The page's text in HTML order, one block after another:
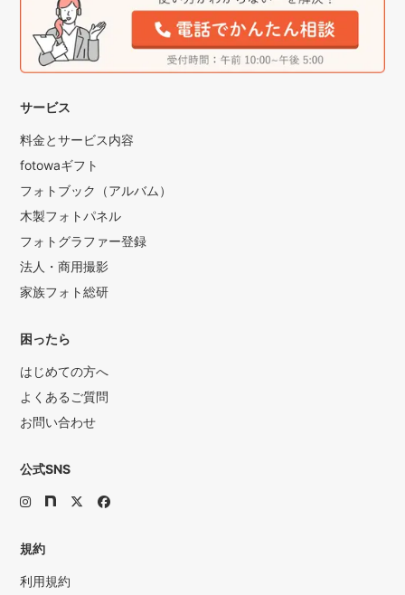
サービス
料金とサービス内容
fotowaギフト
フォトブック（アルバム）
木製フォトパネル
フォトグラファー登録
法人・商用撮影
家族フォト総研
困ったら
はじめての方へ
よくあるご質問
お問い合わせ
公式SNS
規約
利用規約